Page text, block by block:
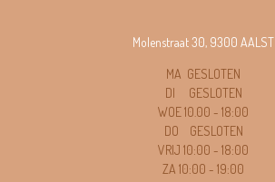
Molenstraat 30, 9300 AALST
MA GESLOTEN
DI GESLOTEN
WOE 10.00 - 18:00
DO GESLOTEN
VRIJ 10:00 - 18:00
ZA 10:00 - 19:00